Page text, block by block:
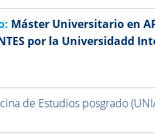
Máster Universitario en
por la
de Estudios posgrado